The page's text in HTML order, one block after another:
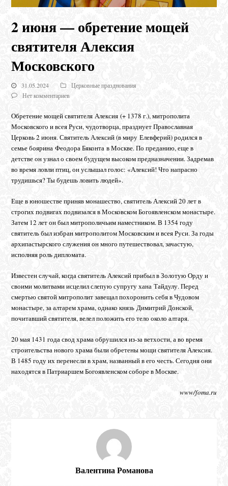
2 июня — обретение мощей
святителя Алексия
Московского
31.05.2024
Церковные празднования
Нет комментариев
Обретение мощей святителя Алексия (+ 1378 г.), митрополита
Московского и всея Руси, чудотворца, празднует Православная
Церковь 2 июня. Святитель Алексий (в миру Елевферий) родился в
семье боярина Феодора Бяконта в Москве. По преданию, еще в
детстве он узнал о своем будущем высоком предназначении. Задремав
во время ловли птиц, он услышал голос: «Алексий! Что напрасно
трудишься? Ты будешь ловить людей».
Еще в юношестве приняв монашество, святитель Алексий 20 лет в
строгих подвигах подвизался в Московском Богоявленском монастыре.
Затем 12 лет он был митрополичьим наместником. В 1354 году
святитель был избран митрополитом Московским и всея Руси. За годы
архипастырского служения он много путешествовал, зачастую,
исполняя роль дипломата.
Известен случай, когда святитель Алексий прибыл в Золотую Орду и
своими молитвами исцелил слепую супругу хана Тайдулу. Перед
смертью святой митрополит завещал похоронить себя в Чудовом
монастыре, за алтарем храма, однако князь Димитрий Донской,
почитавший святителя, велел положить его тело около алтаря.
20 мая 1431 года свод храма обрушился из-за ветхости, а во время
строительства нового храма были обретены мощи святителя Алексия.
В 1485 году их перенесли в храм, названный в его честь. Сегодня они
находятся в Патриаршем Богоявленском соборе в Москве.
www/foma.ru
Валентина Романова